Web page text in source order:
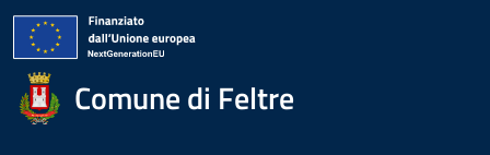
Comune di Feltre